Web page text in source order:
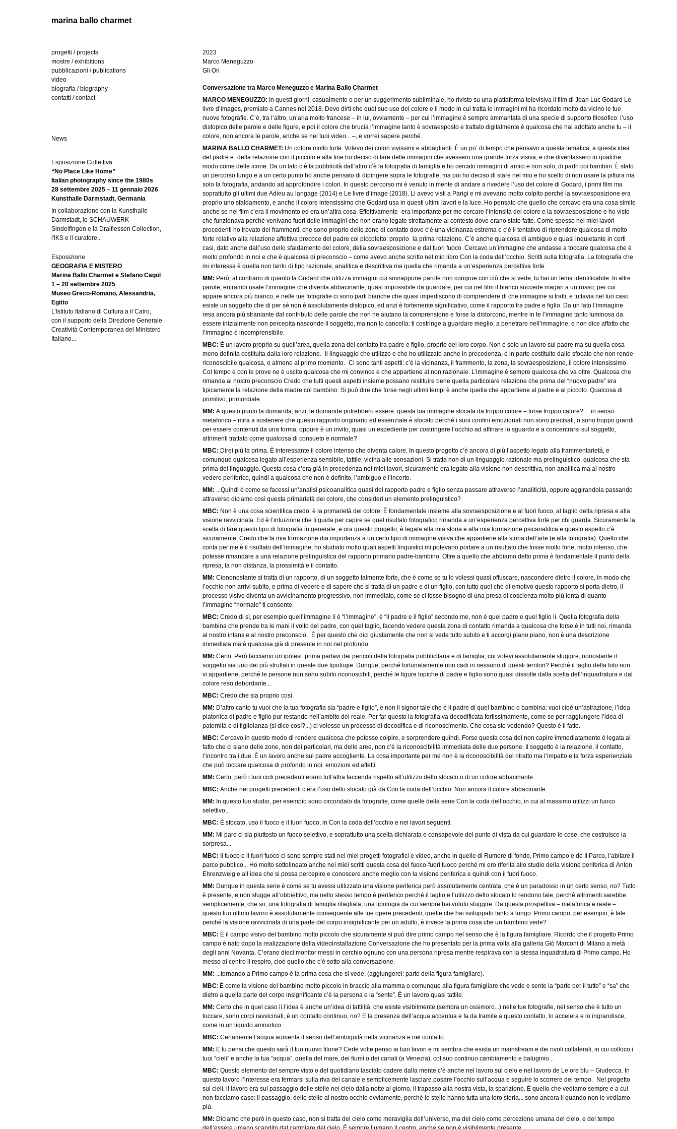
marina ballo charmet
l
i
n
g
u
e
2023
Marco Meneguzzo
Gli Ori
Conversazione tra Marco Meneguzzo e Marina Ballo Charmet
MARCO MENEGUZZO: In questi giorni, casualmente o per un suggerimento subliminale, ho rivisto su una piattaforma televisiva il film di Jean Luc Godard Le
livre d’images, premiato a Cannes nel 2018. Devo dirti che quel suo uso del colore e il modo in cui tratta le immagini mi ha ricordato molto da vicino le tue
nuove fotografie. C’è, tra l’altro, un’aria molto francese – in lui, ovviamente – per cui l’immagine è sempre ammantata di una specie di supporto filosofico: l’uso
distopico delle parole e delle figure, e poi il colore che brucia l’immagine tanto è sovraesposto e trattato digitalmente è qualcosa che hai adottato anche tu – il
colore, non ancora le parole, anche se nei tuoi video... –, e vorrei sapere perché.
MARINA BALLO CHARMET: Un colore molto forte. Volevo dei colori vivissimi e abbaglianti. È un po’ di tempo che pensavo a questa tematica, a questa idea
del padre e della relazione con il piccolo e alla fine ho deciso di fare delle immagini che avessero una grande forza visiva, e che diventassero in qualche
modo come delle icone. Da un lato c’è la pubblicità dall’altro c’è la fotografia di famiglia e ho cercato immagini di amici e non solo, di padri coi bambini. È stato
un percorso lungo e a un certo punto ho anche pensato di dipingere sopra le fotografie, ma poi ho deciso di stare nel mio e ho scelto di non usare la pittura ma
solo la fotografia, andando ad approfondire i colori. In questo percorso mi è venuto in mente di andare a rivedere l’uso del colore di Godard, i primi film ma
soprattutto gli ultimi due Adieu au langage (2014) e Le livre d’image (2018). Li avevo visti a Parigi e mi avevano molto colpito perché la sovraesposizione era
proprio uno sfaldamento, e anche il colore intensissimo che Godard usa in questi ultimi lavori e la luce. Ho pensato che quello che cercavo era una cosa simile
anche se nel film c’era il movimento ed era un’altra cosa. Effettivamente era importante per me cercare l’intensità del colore e la sovraesposizione e ho visto
che funzionava perché venivano fuori delle immagini che non erano legate strettamente al contesto dove erano state fatte. Come spesso nei miei lavori
precedenti ho trovato dei frammenti, che sono proprio delle zone di contatto dove c’è una vicinanza estrema e c’è il tentativo di riprendere qualcosa di molto
forte relativo alla relazione affettiva precoce del padre col piccoletto: proprio la prima relazione. C’è anche qualcosa di ambiguo e quasi inquietante in certi
casi, dato anche dall’uso dello sfaldamento del colore, della sovraesposizione e dal fuori fuoco. Cercavo un’immagine che andasse a toccare qualcosa che è
molto profondo in noi e che è qualcosa di preconscio – come avevo anche scritto nel mio libro Con la coda dell’occhio. Scritti sulla fotografia. La fotografia che
mi interessa è quella non tanto di tipo razionale, analitica e descrittiva ma quella che rimanda a un’esperienza percettiva forte.
MM: Però, al contrario di quanto fa Godard che utilizza immagini cui sovrappone parole non congrue con ciò che si vede, tu hai un tema identificabile. In altre
parole, entrambi usate l’immagine che diventa abbacinante, quasi impossibile da guardare, per cui nel film il bianco succede magari a un rosso, per cui
appare ancora più bianco, e nelle tue fotografie ci sono parti bianche che quasi impediscono di comprendere di che immagine si tratti, e tuttavia nel tuo caso
esiste un soggetto che di per sé non è assolutamente distopico, ed anzi è fortemente significativo, come il rapporto tra padre e figlio. Da un lato l’immagine
resa ancora più straniante dal contributo delle parole che non ne aiutano la comprensione e forse la distorcono, mentre in te l’immagine tanto luminosa da
essere inizialmente non percepita nasconde il soggetto, ma non lo cancella: ti costringe a guardare meglio, a penetrare nell’immagine, e non dice affatto che
l’immagine è incomprensibile.
MBC: È un lavoro proprio su quell’area, quella zona del contatto tra padre e figlio, proprio del loro corpo. Non è solo un lavoro sul padre ma su quella cosa
meno definita costituita dalla loro relazione. Il linguaggio che utilizzo e che ho utilizzato anche in precedenza, è in parte costituito dallo sfocato che non rende
riconoscibile qualcosa, o almeno al primo momento. Ci sono tanti aspetti: c’è la vicinanza, il frammento, la zona, la sovraesposizione, il colore intensissimo.
Col tempo e con le prove ne è uscito qualcosa che mi convince e che appartiene al non razionale. L’immagine è sempre qualcosa che va oltre. Qualcosa che
rimanda al nostro preconscio Credo che tutti questi aspetti insieme possano restituire bene quella particolare relazione che prima del “nuovo padre” era
tipicamente la relazione della madre col bambino. Si può dire che forse negli ultimi tempi è anche quella che appartiene al padre e al piccolo. Qualcosa di
primitivo, primordiale.
MM: A questo punto la domanda, anzi, le domande potrebbero essere: questa tua immagine sfocata da troppo colore – forse troppo calore? ... in senso
metaforico – mira a sostenere che questo rapporto originario ed essenziale è sfocato perché i suoi confini emozionali non sono precisati, o sono troppo grandi
per essere contenuti da una forma, oppure è un invito, quasi un espediente per costringere l’occhio ad affinare lo sguardo e a concentrarsi sul soggetto,
altrimenti trattato come qualcosa di consueto e normale?
MBC: Direi più la prima. È interessante il colore intenso che diventa calore. In questo progetto c’è ancora di più l’aspetto legato alla frammentarietà, e
comunque qualcosa legato all’esperienza sensibile, tattile, vicina alle sensazioni. Si tratta non di un linguaggio razionale ma prelinguistico, qualcosa che sta
prima del linguaggio. Questa cosa c’era già in precedenza nei miei lavori, sicuramente era legato alla visione non descrittiva, non analitica ma al nostro
vedere periferico, quindi a qualcosa che non è definito, l’ambiguo e l’incerto.
MM: ...Quindi è come se facessi un’analisi psicoanalitica quasi del rapporto padre e figlio senza passare attraverso l’analiticità, oppure aggirandola passando
attraverso diciamo così questa primarietà del colore, che consideri un elemento prelinguistico?
MBC: Non è una cosa scientifica credo: è la primarietà del colore. È fondamentale insieme alla sovraesposizione e al fuori fuoco, al taglio della ripresa e alla
visione ravvicinata. Ed è l’intuizione che ti guida per capire se quel risultato fotografico rimanda a un’esperienza percettiva forte per chi guarda. Sicuramente la
scelta di fare questo tipo di fotografia in generale, e ora questo progetto, è legata alla mia storia e alla mia formazione psicanalitica e questo aspetto c’è
sicuramente. Credo che la mia formazione dia importanza a un certo tipo di immagine visiva che appartiene alla storia dell’arte (e alla fotografia). Quello che
conta per me è il risultato dell’immagine, ho studiato molto quali aspetti linguistici mi potevano portare a un risultato che fosse molto forte, molto intenso, che
potesse rimandare a una relazione prelinguistica del rapporto primario padre-bambino. Oltre a quello che abbiamo detto prima è fondamentale il punto della
ripresa, la non distanza, la prossimità e il contatto.
MM: Ciononostante si tratta di un rapporto, di un soggetto talmente forte, che è come se tu lo volessi quasi offuscare, nascondere dietro il colore, in modo che
l’occhio non arrivi subito, e prima di vedere e di sapere che si tratta di un padre e di un figlio, con tutto quel che di emotivo questo rapporto si porta dietro, il
processo visivo diventa un avvicinamento progressivo, non immediato, come se ci fosse bisogno di una presa di coscienza molto più lenta di quanto
l’immagine “normale” ti consente.
MBC: Credo di sì, per esempio quell’immagine lì è “l’immagine”, è “il padre e il figlio” secondo me, non è quel padre e quel figlio lì. Quella fotografia della
bambina che prende tra le mani il volto del padre, con quel taglio, facendo vedere questa zona di contatto rimanda a qualcosa che forse è in tutti noi, rimanda
al nostro infans e al nostro preconscio. È per questo che dici giustamente che non si vede tutto subito e ti accorgi piano piano, non è una descrizione
immediata ma è qualcosa già di presente in noi nel profondo.
MM: Certo. Però facciamo un’ipotesi: prima parlavi dei pericoli della fotografia pubblicitaria e di famiglia, cui volevi assolutamente sfuggire, nonostante il
soggetto sia uno dei più sfruttati in queste due tipologie. Dunque, perché fortunatamente non cadi in nessuno di questi territori? Perché il taglio della foto non
vi appartiene, perché le persone non sono subito riconoscibili, perché le figure topiche di padre e figlio sono quasi dissolte dalla scelta dell’inquadratura e dal
colore reso debordante...
MBC: Credo che sia proprio così.
MM: D’altro canto tu vuoi che la tua fotografia sia “padre e figlio”, e non il signor tale che è il padre di quel bambino o bambina: vuoi cioè un’astrazione, l’idea
platonica di padre e figlio pur restando nell’ambito del reale. Per far questo la fotografia va decodificata fortissimamente, come se per raggiungere l’idea di
paternità e di figliolanza (si dice così?...) ci volesse un processo di decodifica e di riconoscimento. Che cosa sto vedendo? Questo è il fatto.
MBC: Cercavo in questo modo di rendere qualcosa che potesse colpire, e sorprendere quindi. Forse questa cosa del non capire immediatamente è legata al
fatto che ci siano delle zone, non dei particolari, ma delle aree, non c’è la riconoscibilità immediata delle due persone. Il soggetto è la relazione, il contatto,
l’incontro tra i due. È un lavoro anche sul padre accogliente. La cosa importante per me non è la riconoscibilità del ritratto ma l’impatto e la forza esperienziale
che può toccare qualcosa di profondo in noi: emozioni ed affetti.
MM: Certo, però i tuoi cicli precedenti erano tutt’altra faccenda rispetto all’utilizzo dello sfocato o di un colore abbacinante...
MBC: Anche nei progetti precedenti c’era l’uso dello sfocato già da Con la coda dell’occhio. Non ancora il colore abbacinante.
MM: In questo tuo studio, per esempio sono circondato da fotografie, come quelle della serie Con la coda dell’occhio, in cui al massimo utilizzi un fuoco
selettivo...
MBC: È sfocato, uso il fuoco e il fuori fuoco, in Con la coda dell’occhio e nei lavori seguenti.
MM: Mi pare ci sia piuttosto un fuoco selettivo, e soprattutto una scelta dichiarata e consapevole del punto di vista da cui guardare le cose, che costruisce la
sorpresa...
MBC: Il fuoco e il fuori fuoco ci sono sempre stati nei miei progetti fotografici e video, anche in quelle di Rumore di fondo, Primo campo e de Il Parco, l’abitare il
parco pubblico... Ho molto sottolineato anche nei miei scritti questa cosa del fuoco-fuori fuoco perché mi ero riferita allo studio della visione periferica di Anton
Ehrenzweig e all’idea che si possa percepire e conoscere anche meglio con la visione periferica e quindi con il fuori fuoco.
MM: Dunque in questa serie è come se tu avessi utilizzato una visione periferica però assolutamente centrata, che è un paradosso in un certo senso, no? Tutto
è presente, e non sfugge all’obbiettivo, ma nello stesso tempo è periferico perché il taglio e l’utilizzo dello sfocato lo rendono tale, perché altrimenti sarebbe
semplicemente, che so, una fotografia di famiglia ritagliata, una tipologia da cui sempre hai voluto sfuggire. Da questa prospettiva – metaforica e reale –
questo tuo ultimo lavoro è assolutamente conseguente alle tue opere precedenti, quelle che hai sviluppato tanto a lungo: Primo campo, per esempio, è tale
perché la visione ravvicinata di una parte del corpo insignificante per un adulto, è invece la prima cosa che un bambino vede?
MBC: È il campo visivo del bambino molto piccolo che sicuramente si può dire primo campo nel senso che è la figura famigliare. Ricordo che il progetto Primo
campo è nato dopo la realizzazione della videoinstallazione Conversazione che ho presentato per la prima volta alla galleria Giò Marconi di Milano a metà
degli anni Novanta. C’erano dieci monitor messi in cerchio ognuno con una persona ripresa mentre respirava con la stessa inquadratura di Primo campo. Ho
messo al centro il respiro, cioè quello che c’è sotto alla conversazione.
MM: ...tornando a Primo campo è la prima cosa che si vede, (aggiungerei: parte della figura famigliare).
MBC: È come la visione del bambino molto piccolo in braccio alla mamma o comunque alla figura famigliare che vede e sente la “parte per il tutto” e “sa” che
dietro a quella parte del corpo insignificante c’è la persona e la “sente”. È un lavoro quasi tattile.
MM: Certo che in quel caso lì l’idea è anche un’idea di tattilità, che esiste visibilmente (sembra un ossimoro...) nelle tue fotografie, nel senso che è tutto un
toccare, sono corpi ravvicinati, è un contatto continuo, no? E la presenza dell’acqua accentua e fa da tramite a questo contatto, lo accelera e lo ingrandisce,
come in un liquido amniotico.
MBC: Certamente l’acqua aumenta il senso dell’ambiguità nella vicinanza e nel contatto.
MM: E tu pensi che questo sarà il tuo nuovo filone? Certe volte penso ai tuoi lavori e mi sembra che esista un mainstream e dei rivoli collaterali, in cui colloco i
tuoi “cieli” e anche la tua “acqua”, quella del mare, dei fiumi o dei canali (a Venezia), col suo continuo cambiamento e baluginio...
MBC: Questo elemento del sempre visto o del quotidiano lasciato cadere dalla mente c’è anche nel lavoro sul cielo e nel lavoro de Le ore blu – Giudecca. In
questo lavoro l’interesse era fermarsi sulla riva del canale e semplicemente lasciare posare l’occhio sull’acqua e seguire lo scorrere del tempo. Nel progetto
sui cieli, il lavoro era sul passaggio delle stelle nel cielo dalla notte al giorno, il trapasso alla nostra vista, la sparizione. È quello che vediamo sempre e a cui
non facciamo caso: il passaggio, delle stelle al nostro occhio ovviamente, perché le stelle hanno tutta una loro storia... sono ancora lì quando non le vediamo
più.
MM: Diciamo che però in questo caso, non si tratta del cielo come meraviglia dell’universo, ma del cielo come percezione umana del cielo, e del tempo
progetti / projects
mostre / exhibitions
pubblicazioni / publications
video
biografia / biography
contatti / contact
News
Esposizione Collettiva
“No Place Like Home”
Italian photography since the 1980s
28 settembre 2025 – 11 gennaio 2026
Kunsthalle Darmstadt, Germania
In collaborazione con la Kunsthalle
Darmstadt, lo SCHAUWERK
Sindelfingen e la Draiflessen Collection,
l'IKS e il curatore...
Esposizione
GEOGRAFIA E MISTERO
Marina Ballo Charmet e Stefano Cagol
1 – 20 settembre 2025
Museo Greco-Romano, Alessandria,
Egitto
L’Istituto Italiano di Cultura a il Cairo,
con il supporto della Direzione Generale
Creatività Contemporanea del Ministero
Italiano...